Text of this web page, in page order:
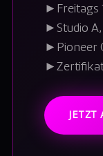
► Freitags
► Studio
► Pioneer
►